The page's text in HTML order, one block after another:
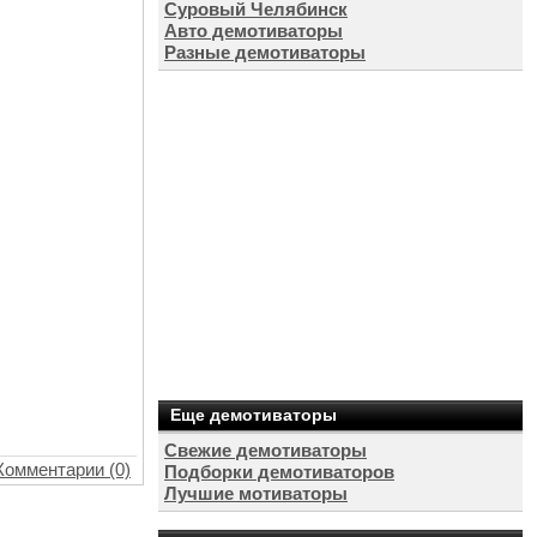
(0)
Суровый Челябинск
Авто демотиваторы
Разные демотиваторы
Еще демотиваторы
Свежие демотиваторы
Подборки демотиваторов
Лучшие мотиваторы